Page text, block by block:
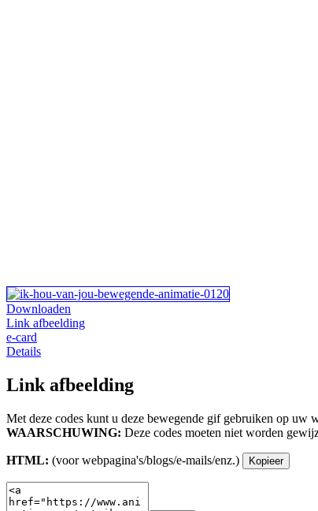
Downloaden
Link afbeelding
e-card
Details
Link afbeelding
Met deze codes kunt u deze bewegende gif gebruiken op uw
WAARSCHUWING: Deze codes moeten niet worden
HTML: (voor webpagina's/blogs/e-mails/enz.) Kopieer